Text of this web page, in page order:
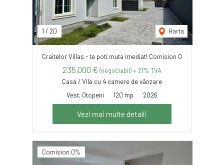
1 / 20 Harta
Craitelor Villas - te poti muta imediat! Comision 0
235,000 € (negociabil) + 21% TVA
Casă / Vilă cu 4 camere de vânzare
Vest, Otopeni
120 mp 2026
Vezi mai multe detalii
Comision 0%